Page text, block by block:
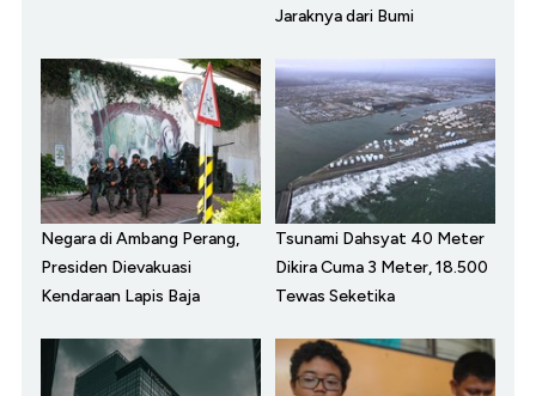
Jaraknya dari Bumi
Negara di Ambang Perang,
Presiden Dievakuasi
Kendaraan Lapis Baja
Tsunami Dahsyat 40 Meter
Dikira Cuma 3 Meter, 18.500
Tewas Seketika